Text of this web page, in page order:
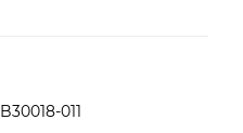
B30018-011